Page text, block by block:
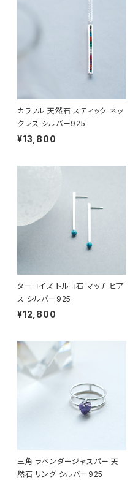
カラフル 天然石 スティック ネッ
クレス シルバー925
¥13,800
ターコイズ トルコ石 マッチ ピア
ス シルバー925
¥12,800
三角 ラベンダージャスパー 天
然石 リング シルバー925